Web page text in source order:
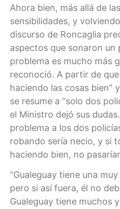
Ahora bien, más allá de
sensibilidades, y
discurso de Roncaglia
aspectos que sonaron un
problema es mucho más
reconoció. A partir de
haciendo las cosas bien”
se resume a “solo dos
el Ministro dejó sus
problema a los dos
robando sería necio, y si
haciendo bien, no
“Gualeguay tiene una
pero si así fuera, él no
Gualeguay tiene muchos